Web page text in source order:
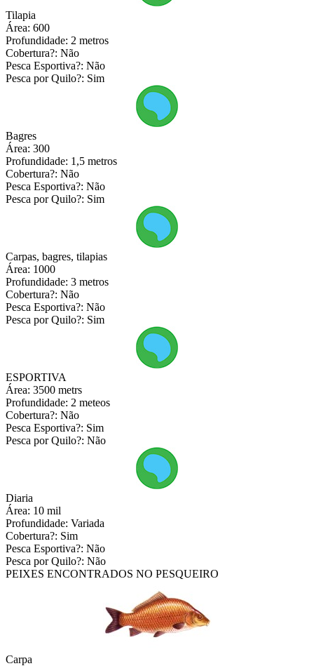
Tilapia
Área: 600
Profundidade: 2 metros
Cobertura?: Não
Pesca Esportiva?: Não
Pesca por Quilo?: Sim
Bagres
Área: 300
Profundidade: 1,5 metros
Cobertura?: Não
Pesca Esportiva?: Não
Pesca por Quilo?: Sim
Carpas, bagres, tilapias
Área: 1000
Profundidade: 3 metros
Cobertura?: Não
Pesca Esportiva?: Não
Pesca por Quilo?: Sim
ESPORTIVA
Área: 3500 metrs
Profundidade: 2 meteos
Cobertura?: Não
Pesca Esportiva?: Sim
Pesca por Quilo?: Não
Diaria
Área: 10 mil
Profundidade: Variada
Cobertura?: Sim
Pesca Esportiva?: Não
Pesca por Quilo?: Não
PEIXES ENCONTRADOS NO PESQUEIRO
Carpa